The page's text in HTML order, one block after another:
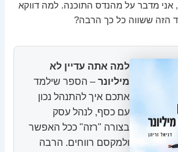
אני מדבר על מהנדס התוכנה. למה דווקא
הזה ששווה כל כך הרבה?
למה אתה עדיין לא
מיליונר – הספר שילמד
אתכם איך להתנהל נכון
עם כסף, לנהל עסק
בצורה "רזה" ככל האפשר
ולמקסם רווחים. הרבה